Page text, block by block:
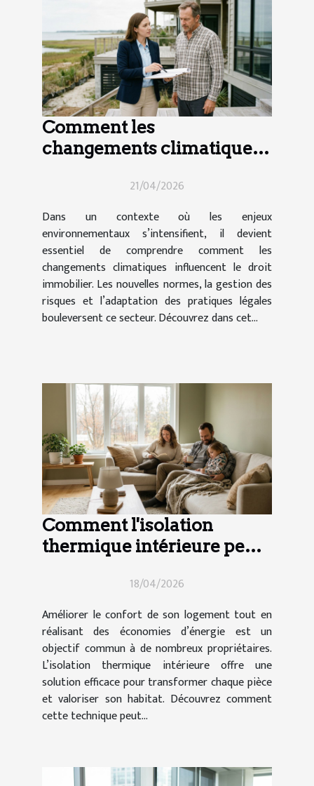
Comment les
changements climatiques
immobilier ?21/04/2026
Dans un contexte où les enjeux
environnementaux s’intensifient, il devient
essentiel de comprendre comment les
changements climatiques influencent le droit
immobilier. Les nouvelles normes, la gestion des
risques et l’adaptation des pratiques légales
bouleversent ce secteur. Découvrez dans cet...
Comment l'isolation
thermique intérieure peut-
18/04/2026
Améliorer le confort de son logement tout en
réalisant des économies d’énergie est un
objectif commun à de nombreux propriétaires.
L’isolation thermique intérieure offre une
solution efficace pour transformer chaque pièce
et valoriser son habitat. Découvrez comment
cette technique peut...